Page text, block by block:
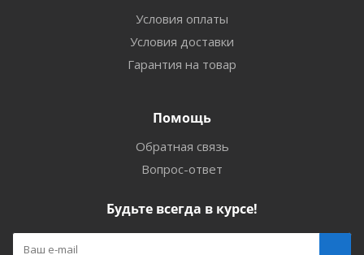
Условия оплаты
Условия доставки
Гарантия на товар
Помощь
Обратная связь
Вопрос-ответ
Будьте всегда в курсе!